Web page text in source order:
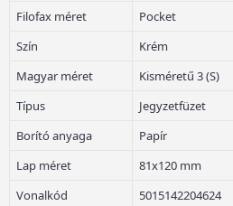
Filofax méret
Pocket
Szín
Krém
Magyar méret
Kisméretű 3 (S)
Típus
Jegyzetfüzet
Borító anyaga
Papír
Lap méret
81x120 mm
Vonalkód
5015142204624